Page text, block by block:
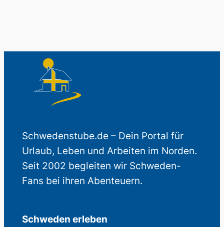
Schwedenstube.de – Dein Portal für
Urlaub, Leben und Arbeiten im Norden.
Seit 2002 begleiten wir Schweden-
Fans bei ihren Abenteuern.
Schweden erleben